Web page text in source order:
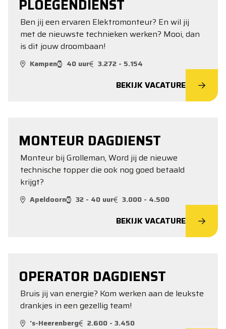
PLOEGENDIENST
Ben jij een ervaren Elektromonteur? En wil jij
met de nieuwste technieken werken? Mooi, dan
is dit jouw droombaan!
Kampen 40 uur 3.272 - 5.154
BEKIJK VACATURE
MONTEUR DAGDIENST
Monteur bij Grolleman, Word jij de nieuwe
technische topper die ook nog goed betaald
krijgt?
Apeldoorn 32 - 40 uur 3.000 - 4.500
BEKIJK VACATURE
OPERATOR DAGDIENST
Bruis jij van energie? Kom werken aan de leukste
drankjes in een gezellig team!
's-Heerenberg 2.600 - 3.450